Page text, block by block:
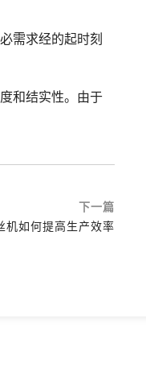
需求经的起时刻
和结实性。由于
下一篇
机如何提高生产效率